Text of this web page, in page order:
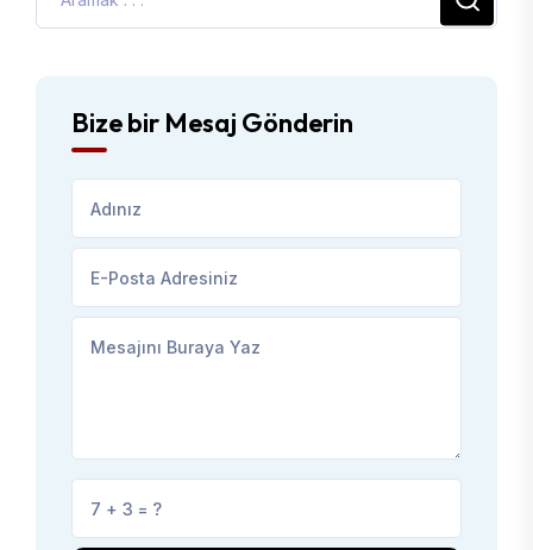
Bize bir Mesaj Gönderin